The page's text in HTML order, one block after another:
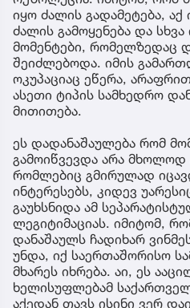
იყო ძალის გადამეტება, აქ
ძალის გამოყენება და
მომენტები, რომელზედაც
შეიძლებოდა. იმის
ოკუპაციაც ეწერა,
ასეთი ტიპის სამხედრო
მითითება.
ეს დადანაშაულება რომ
გამოიწვევდა არა მხოლოდ
რომლებიც გმირულად
ინტერესებს, კიდევ
გაუხსნიდა ამ
ლეგიტიმაციას. იმიტომ,
დანაშაულს ჩადიხარ
უნდა, იქ საერთაშორისო
მხარეს იხრება. აი, ეს
ხელისუფლებამ
აქედან თავს ისინი ვერ